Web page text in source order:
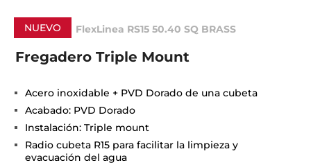
NUEVO FlexLinea RS15 50.40 SQ BRASS
Fregadero Triple Mount
Acero inoxidable + PVD Dorado de una cubeta
Acabado: PVD Dorado
Instalación: Triple mount
Radio cubeta R15 para facilitar la limpieza y
evacuación del agua